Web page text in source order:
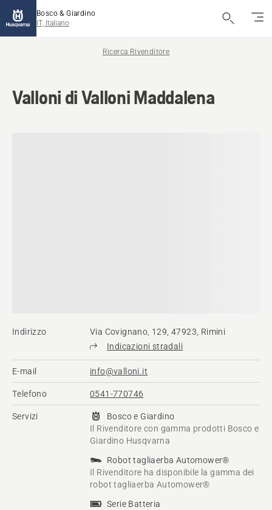
Bosco & Giardino
IT, Italiano
Ricerca Rivenditore
Valloni di Valloni Maddalena
Indirizzo
Via Covignano, 129, 47923, Rimini
Indicazioni stradali
E-mail info@valloni.it
Telefono 0541-770746
Servizi
Bosco e Giardino
Il Rivenditore con gamma prodotti Bosco e
Giardino Husqvarna
Robot tagliaerba Automower®
Il Rivenditore ha disponibile la gamma dei
robot tagliaerba Automower®
Serie Batteria